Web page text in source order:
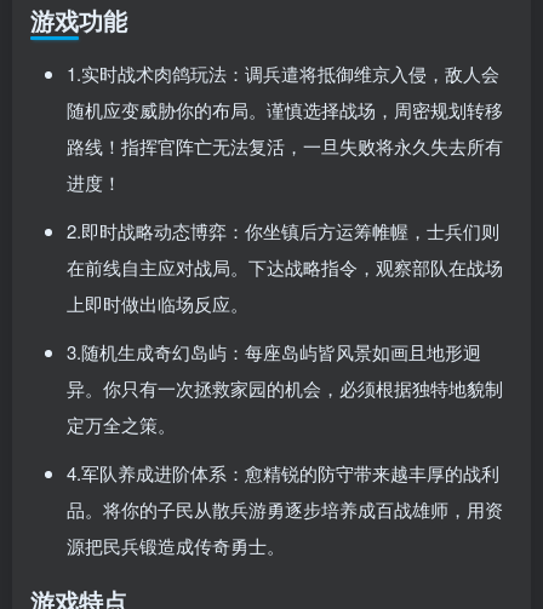
游戏功能
1.实时战术肉鸽玩法：调兵遣将抵御维京入侵，敌人会
随机应变威胁你的布局。谨慎选择战场，周密规划转移
路线！指挥官阵亡无法复活，一旦失败将永久失去所有
进度！
2.即时战略动态博弈：你坐镇后方运筹帷幄，士兵们则
在前线自主应对战局。下达战略指令，观察部队在战场
上即时做出临场反应。
3.随机生成奇幻岛屿：每座岛屿皆风景如画且地形迥
异。你只有一次拯救家园的机会，必须根据独特地貌制
定万全之策。
4.军队养成进阶体系：愈精锐的防守带来越丰厚的战利
品。将你的子民从散兵游勇逐步培养成百战雄师，用资
源把民兵锻造成传奇勇士。
游戏特点